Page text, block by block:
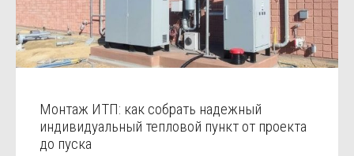
Монтаж ИТП: как собрать надежный
индивидуальный тепловой пункт от проекта
до пуска